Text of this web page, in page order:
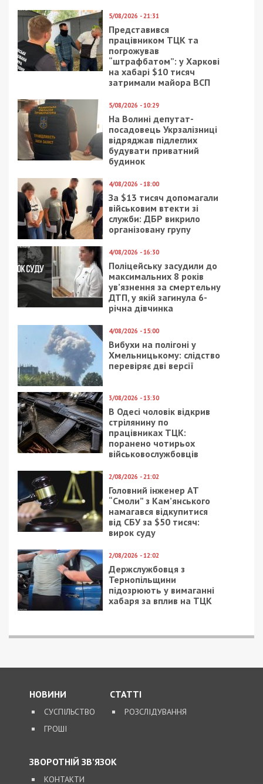
5/08/2026 - 21:31
Представився
працівником ТЦК та
погрожував
“штрафбатом”: у Харкові
на хабарі $10 тисяч
затримали майора ВСП
5/08/2026 - 10:29
На Волині депутат-
посадовець Укрзалізниці
відряджав підлеглих
будувати приватний
будинок
4/08/2026 - 18:00
За $13 тисяч допомагали
військовим втекти зі
служби: ДБР викрило
організовану групу
4/08/2026 - 16:30
Поліцейську засудили до
максимальних 8 років
ув’язнення за смертельну
ДТП, у якій загинула 6-
річна дівчинка
4/08/2026 - 15:00
Вибухи на полігоні у
Хмельницькому: слідство
перевіряє дві версії
3/08/2026 - 13:30
В Одесі чоловік відкрив
стрілянину по
працівниках ТЦК:
поранено чотирьох
військовослужбовців
2/08/2026 - 21:02
Головний інженер АТ
“Смоли” з Кам’янського
намагався відкупитися
від СБУ за $50 тисяч:
вирок суду
2/08/2026 - 12:02
Держслужбовця з
Тернопільщини
підозрюють у вимаганні
хабаря за вплив на ТЦК
НОВИНИ
СУСПІЛЬСТВО
ГРОШІ
СТАТТІ
РОЗСЛІДУВАННЯ
ЗВОРОТНІЙ ЗВ’ЯЗОК
КОНТАКТИ